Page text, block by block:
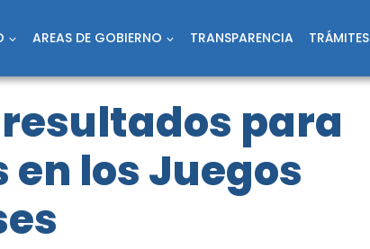
AREAS DE GOBIERNO TRANSPARENCIA TRÁMITES
para
los Juegos